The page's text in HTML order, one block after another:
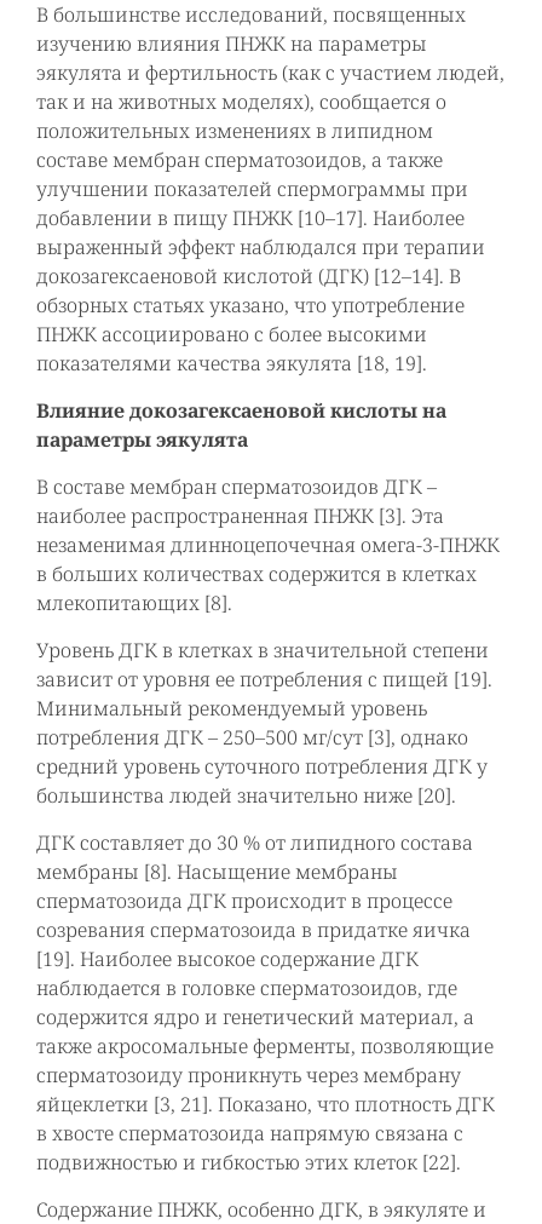
В большинстве исследований, посвященных
изучению влияния ПНЖК на параметры
эякулята и фертильность (как с участием людей,
так и на животных моделях), сообщается о
положительных изменениях в липидном
составе мембран сперматозоидов, а также
улучшении показателей спермограммы при
добавлении в пищу ПНЖК [10–17]. Наиболее
выраженный эффект наблюдался при терапии
докозагексаеновой кислотой (ДГК) [12–14]. В
обзорных статьях указано, что употребление
ПНЖК ассоциировано с более высокими
показателями качества эякулята [18, 19].
Влияние докозагексаеновой кислоты на
параметры эякулята
В составе мембран сперматозоидов ДГК –
наиболее распространенная ПНЖК [3]. Эта
незаменимая длинноцепочечная омега-3-ПНЖК
в больших количествах содержится в клетках
млекопитающих [8].
Уровень ДГК в клетках в значительной степени
зависит от уровня ее потребления с пищей [19].
Минимальный рекомендуемый уровень
потребления ДГК – 250–500 мг/сут [3], однако
средний уровень суточного потребления ДГК у
большинства людей значительно ниже [20].
ДГК составляет до 30 % от липидного состава
мембраны [8]. Насыщение мембраны
сперматозоида ДГК происходит в процессе
созревания сперматозоида в придатке яичка
[19]. Наиболее высокое содержание ДГК
наблюдается в головке сперматозоидов, где
содержится ядро и генетический материал, а
также акросомальные ферменты, позволяющие
сперматозоиду проникнуть через мембрану
яйцеклетки [3, 21]. Показано, что плотность ДГК
в хвосте сперматозоида напрямую связана с
подвижностью и гибкостью этих клеток [22].
Содержание ПНЖК, особенно ДГК, в эякуляте и